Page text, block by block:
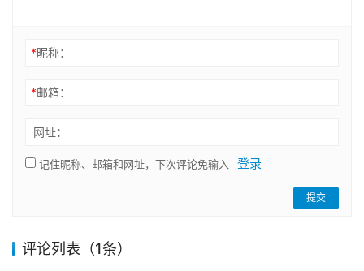
*昵称：
*邮箱：
网址：
记住昵称、邮箱和网址，下次评论免输入 登录
提交
评论列表（1条）